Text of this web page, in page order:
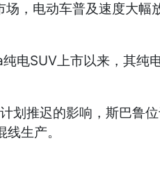
，电动车普及速度大幅
电SUV上市以来，其纯
划推迟的影响，斯巴鲁
生产。